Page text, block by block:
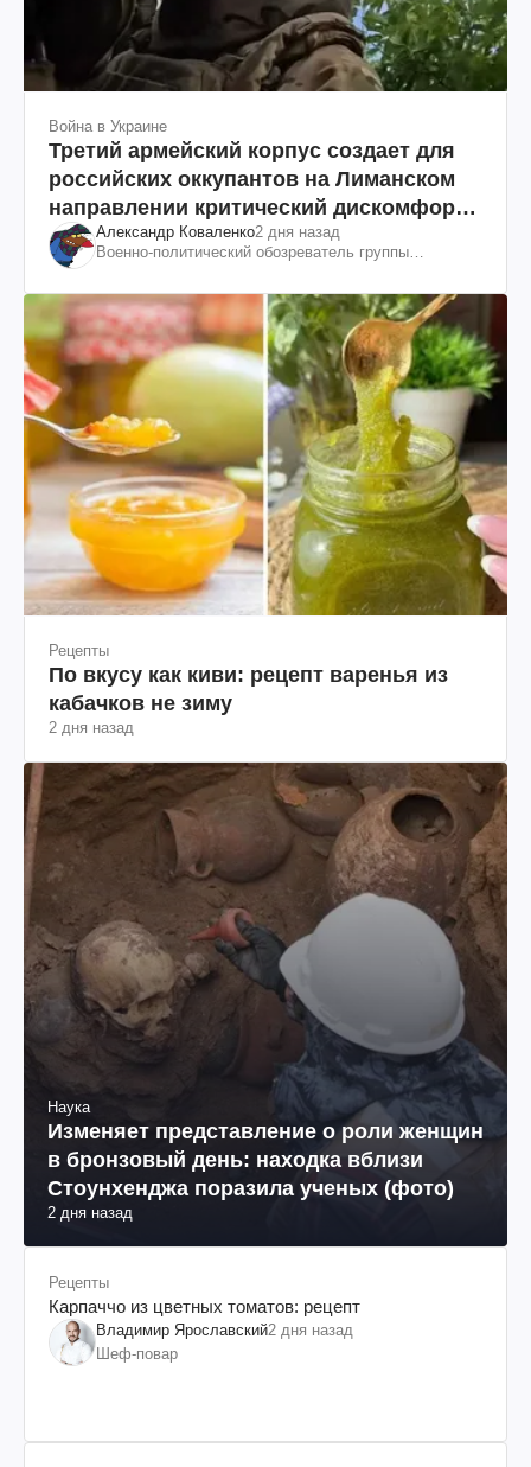
Война в Украине
Третий армейский корпус создает для
российских оккупантов на Лиманском
направлении критический дискомфорт:
как это удалось
Александр Коваленко2 дня назад
Военно-политический обозреватель группы
Рецепты
По вкусу как киви: рецепт варенья из
кабачков не зиму
2 дня назад
Наука
Изменяет представление о роли женщин
в бронзовый день: находка вблизи
Стоунхенджа поразила ученых (фото)
2 дня назад
Рецепты
Карпаччо из цветных томатов: рецепт
Владимир Ярославский2 дня назад
Шеф-повар